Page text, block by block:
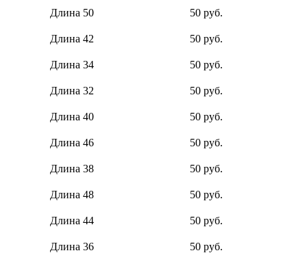
Длина 50
50 руб.
Длина 42 50 руб.
Длина 34 50 руб.
Длина 32 50 руб.
Длина 40 50 руб.
Длина 46 50 руб.
Длина 38 50 руб.
Длина 48 50 руб.
Длина 44 50 руб.
Длина 36 50 руб.